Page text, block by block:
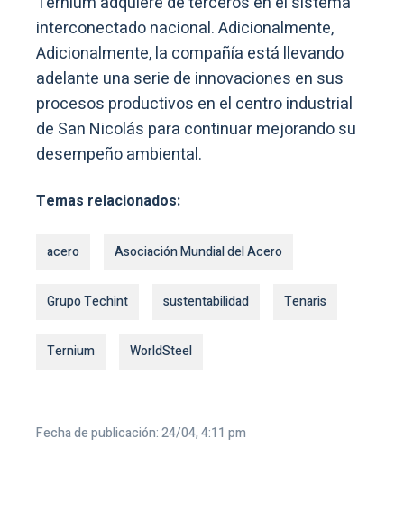
interconectado nacional. Adicionalmente,
Adicionalmente, la compañía está llevando
adelante una serie de innovaciones en sus
procesos productivos en el centro industrial
de San Nicolás para continuar mejorando su
desempeño ambiental.
Temas relacionados:
acero Asociación Mundial del Acero
Grupo Techint sustentabilidad Tenaris
Ternium WorldSteel
Fecha de publicación: 24/04, 4:11 pm